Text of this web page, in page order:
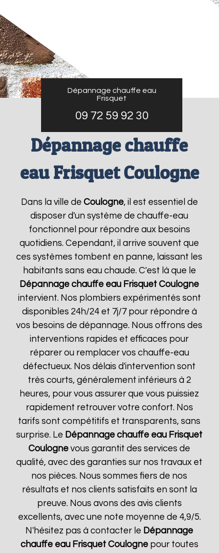
Dépannage chauffe eau
Frisquet
09 72 59 92 30
Dépannage chauffe
eau Frisquet Coulogne
Dans la ville de Coulogne, il est essentiel de
disposer d'un système de chauffe-eau
fonctionnel pour répondre aux besoins
quotidiens. Cependant, il arrive souvent que
ces systèmes tombent en panne, laissant les
habitants sans eau chaude. C'est là que le
Dépannage chauffe eau Frisquet Coulogne
intervient. Nos plombiers expérimentés sont
disponibles 24h/24 et 7j/7 pour répondre à
vos besoins de dépannage. Nous offrons des
interventions rapides et efficaces pour
réparer ou remplacer vos chauffe-eau
défectueux. Nos délais d'intervention sont
très courts, généralement inférieurs à 2
heures, pour vous assurer que vous puissiez
rapidement retrouver votre confort. Nos
tarifs sont compétitifs et transparents, sans
surprise. Le Dépannage chauffe eau Frisquet
Coulogne vous garantit des services de
qualité, avec des garanties sur nos travaux et
nos pièces. Nous sommes fiers de nos
résultats et nos clients satisfaits en sont la
preuve. Nous avons des avis clients
excellents, avec une note moyenne de 4,9/5.
N'hésitez pas à contacter le Dépannage
chauffe eau Frisquet Coulognepour toutes